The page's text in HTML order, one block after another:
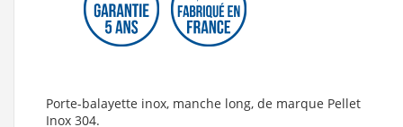
Porte-balayette inox, manche long, de marque Pellet
Inox 304.